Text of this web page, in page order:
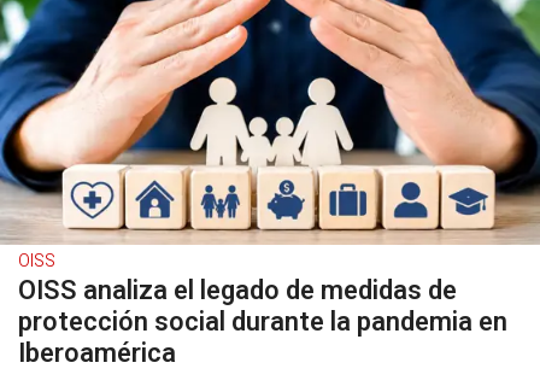
OISS
OISS analiza el legado de medidas de
protección social durante la pandemia en
Iberoamérica